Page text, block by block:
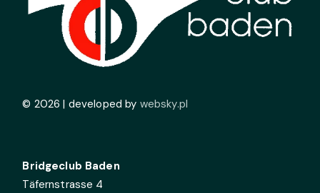
© 2026 | developed by websky.pl
Bridgeclub Baden
Täfernstrasse 4